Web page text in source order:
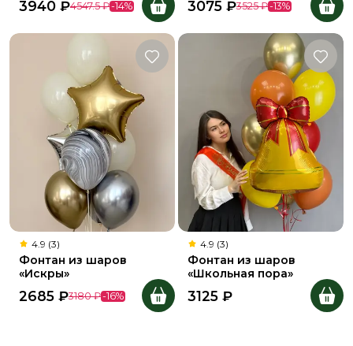
3940 ₽4547.5 ₽-14% 3075 ₽3525 ₽-13%
4.9 (3)
Фонтан из шаров
«Искры»
2685 ₽3180 ₽-16%
4.9 (3)
Фонтан из шаров
«Школьная пора»
3125 ₽